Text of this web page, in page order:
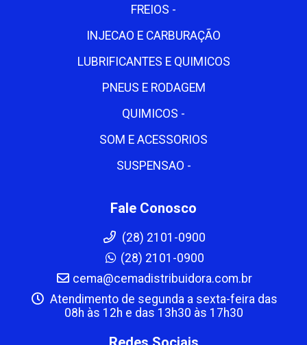
FREIOS -
INJECAO E CARBURAÇÃO
LUBRIFICANTES E QUIMICOS
PNEUS E RODAGEM
QUIMICOS -
SOM E ACESSORIOS
SUSPENSAO -
Fale Conosco
(28) 2101-0900
(28) 2101-0900
cema@cemadistribuidora.com.br
Atendimento de segunda a sexta-feira das
08h às 12h e das 13h30 às 17h30